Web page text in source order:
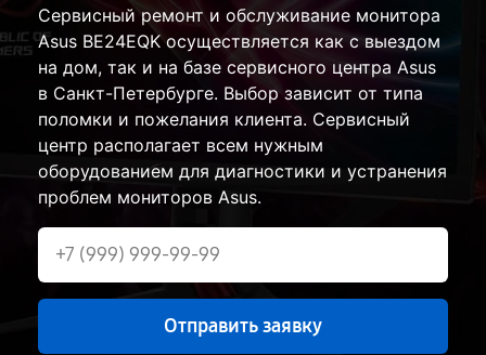
Сервисный ремонт и обслуживание монитора
Asus BE24EQK осуществляется как с выездом
на дом, так и на базе сервисного центра Asus
в Санкт-Петербурге. Выбор зависит от типа
поломки и пожелания клиента. Сервисный
центр располагает всем нужным
оборудованием для диагностики и устранения
проблем мониторов Asus.
Отправить заявку